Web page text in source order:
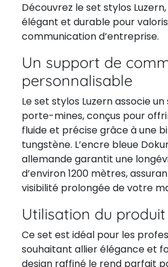
Découvrez le set stylos
élégant et durable pour
communication d’entreprise.
Un support de
personnalisable
Le set stylos Luzern associe
porte-mines, conçus pour
fluide et précise grâce à une
tungstène. L’encre bleue
allemande garantit une
d’environ 1200 mètres,
visibilité prolongée de votre
Utilisation du produit
Ce set est idéal pour les
souhaitant allier élégance et
design raffiné le rend parfait